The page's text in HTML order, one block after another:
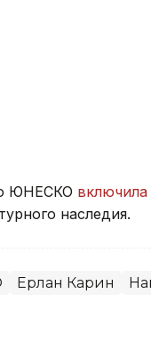
ЮНЕСКО включила
наследия.
Ерлан Карин